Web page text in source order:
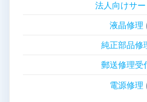
法人向けサー
液晶修理
純正部品修
郵送修理受
電源修理